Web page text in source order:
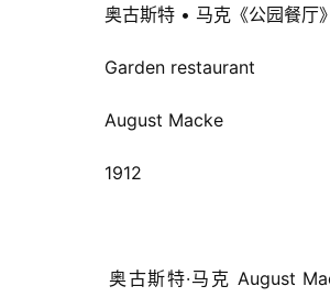
奥古斯特 • 马克《公园餐厅
  	Garden restaurant
  	August Macke
  	1912